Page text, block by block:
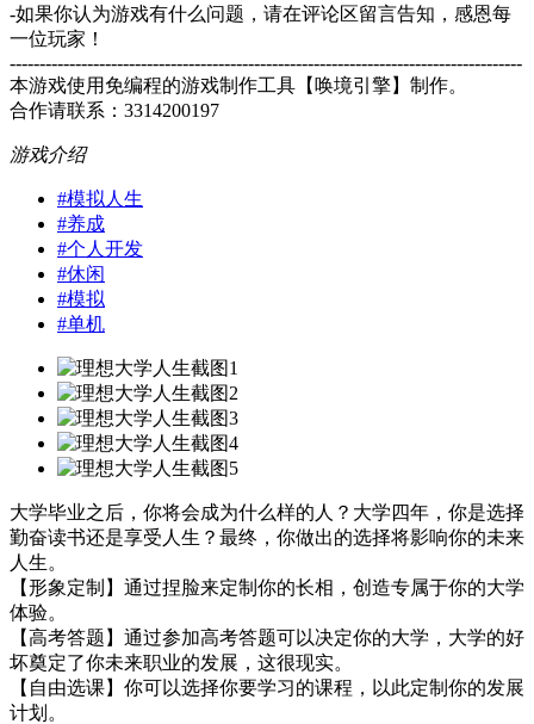
-如果你认为游戏有什么问题，请在评论区留言告知，感恩每
一位玩家！
--------------------------------------------------------------------------------------
本游戏使用免编程的游戏制作工具【唤境引擎】制作。
合作请联系：3314200197
游戏介绍
#模拟人生
#养成
#个人开发
#休闲
#模拟
#单机
大学毕业之后，你将会成为什么样的人？大学四年，你是选择
勤奋读书还是享受人生？最终，你做出的选择将影响你的未来
人生。
【形象定制】通过捏脸来定制你的长相，创造专属于你的大学
体验。
【高考答题】通过参加高考答题可以决定你的大学，大学的好
坏奠定了你未来职业的发展，这很现实。
【自由选课】你可以选择你要学习的课程，以此定制你的发展
计划。